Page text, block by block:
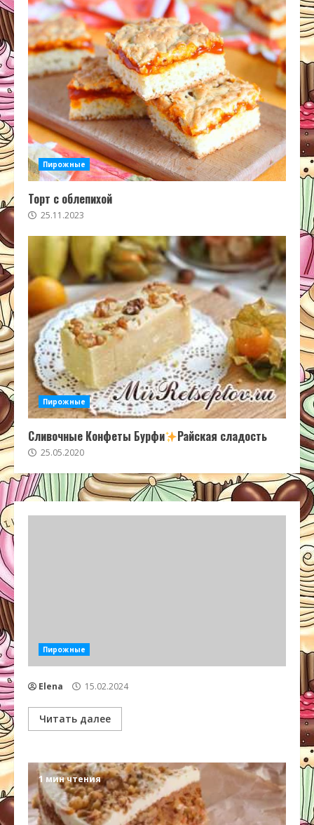
Пирожные
Торт с облепихой
25.11.2023
Пирожные
Сливочные Конфеты Бурфи Райская сладость
25.05.2020
Пирожные
Elena 15.02.2024
Читать далее
1 мин чтения